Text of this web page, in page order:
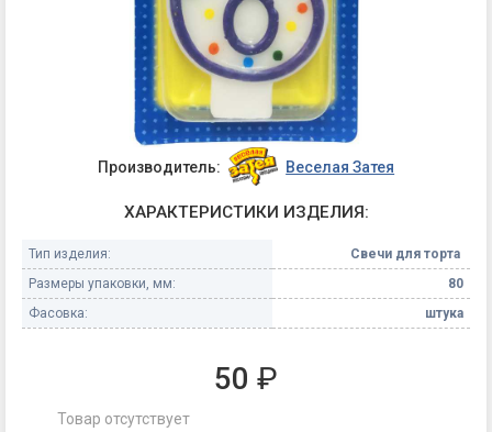
Производитель: Веселая Затея
ХАРАКТЕРИСТИКИ ИЗДЕЛИЯ:
Тип изделия:
Свечи для торта
Размеры упаковки, мм:
80
Фасовка:
штука
50 ₽
Товар отсутствует